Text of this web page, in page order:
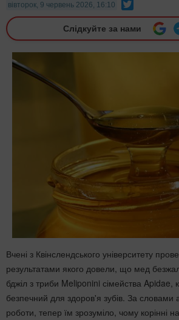
вівторок, 9 червень 2026, 16:10
Слідкуйте за нами
Вчені з Квінслендського університету
результатами якого довели, що мед
бджіл з триби Meliponini сімейства Apidae,
безпечний для здоров'я зубів. За словами
роботи, тепер їм зрозуміло, чому корінні